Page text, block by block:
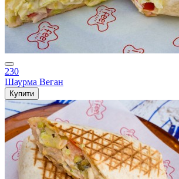
230
Шаурма Веган
Купити